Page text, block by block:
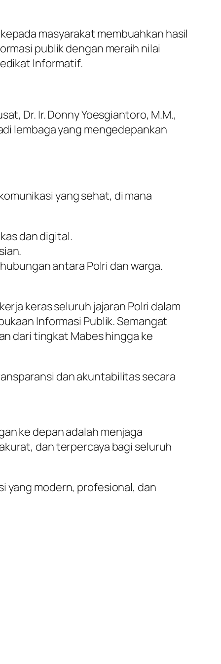
masyarakat membuahkan hasil
publik dengan meraih nilai
Informatif.
Dr. Ir. Donny Yoesgiantoro, M.M.,
lembaga yang mengedepankan
yang sehat, di mana
dan digital.
antara Polri dan warga.
keras seluruh jajaran Polri dalam
Informasi Publik. Semangat
dari tingkat Mabes hingga ke
dan akuntabilitas secara
ke depan adalah menjaga
dan terpercaya bagi seluruh
yang modern, profesional, dan